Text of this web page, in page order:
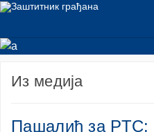
Из медија
Пашалић за РТС: